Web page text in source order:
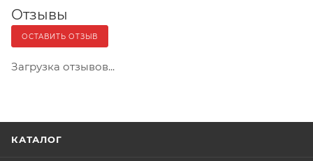
Отзывы
ОСТАВИТЬ ОТЗЫВ
Загрузка отзывов...
КАТАЛОГ